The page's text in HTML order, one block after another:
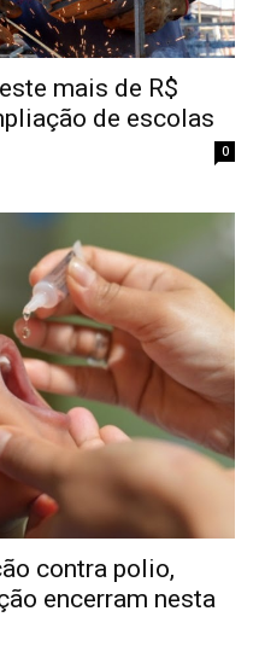
mais de R$
de escolas
0
contra polio,
encerram nesta